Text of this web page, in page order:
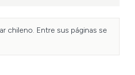
chileno. Entre sus páginas se